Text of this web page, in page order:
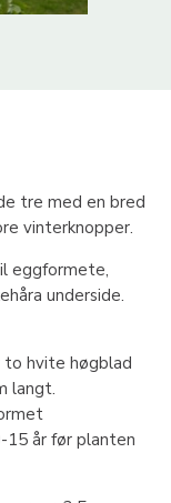
tre med en bred
vinterknopper.
eggformete,
underside.
hvite høgblad
langt.
15 år før planten